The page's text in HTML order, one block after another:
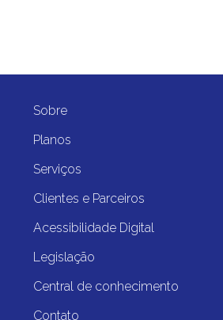
Sobre
Planos
Serviços
Clientes e Parceiros
Acessibilidade Digital
Legislação
Central de conhecimento
Contato